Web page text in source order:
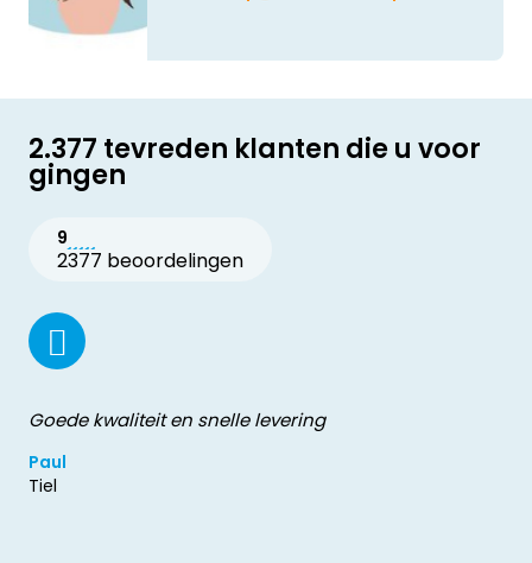
2.377 tevreden klanten die u voor
gingen
9
2377 beoordelingen
Goede kwaliteit en snelle levering
Paul
Tiel